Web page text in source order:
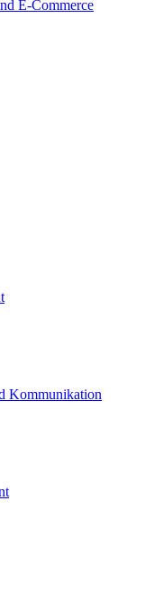
E-Commerce
Kommunikation